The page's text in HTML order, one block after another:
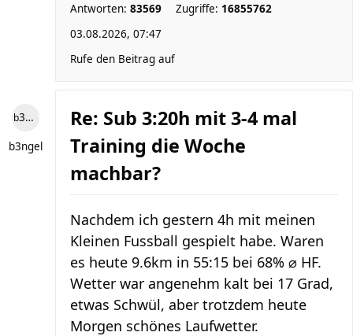
Antworten: 83569 Zugriffe: 16855762
03.08.2026, 07:47
Rufe den Beitrag auf
b3ngel
b3ngel
Re: Sub 3:20h mit 3-4 mal
Training die Woche
machbar?
Nachdem ich gestern 4h mit meinen
Kleinen Fussball gespielt habe. Waren
es heute 9.6km in 55:15 bei 68% ⌀ HF.
Wetter war angenehm kalt bei 17 Grad,
etwas Schwül, aber trotzdem heute
Morgen schönes Laufwetter.